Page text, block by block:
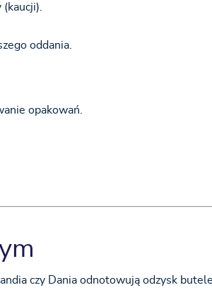
oddania.
opakowań.
czy Dania odnotowują odzysk